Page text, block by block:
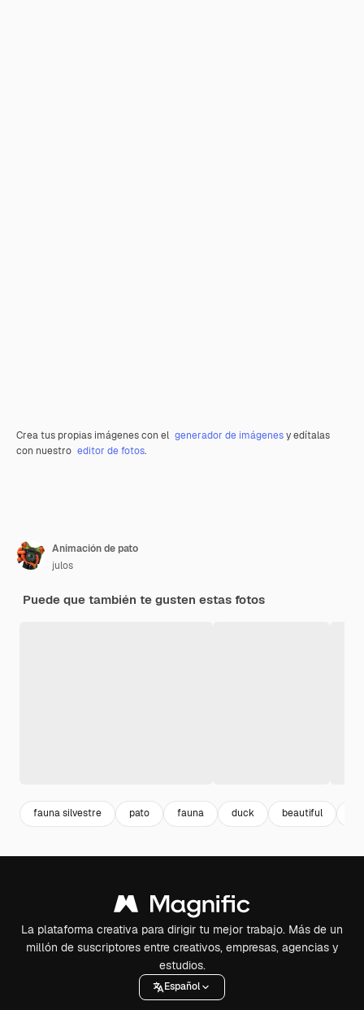
Crea tus propias imágenes con el generador de imágenesy edítalas
con nuestro editor de fotos.
Animación de pato
julos
Puede que también te gusten estas fotos
fauna silvestre pato fauna duck beautiful
La plataforma creativa para dirigir tu mejor trabajo. Más de un
millón de suscriptores entre creativos, empresas, agencias y
estudios.
Español